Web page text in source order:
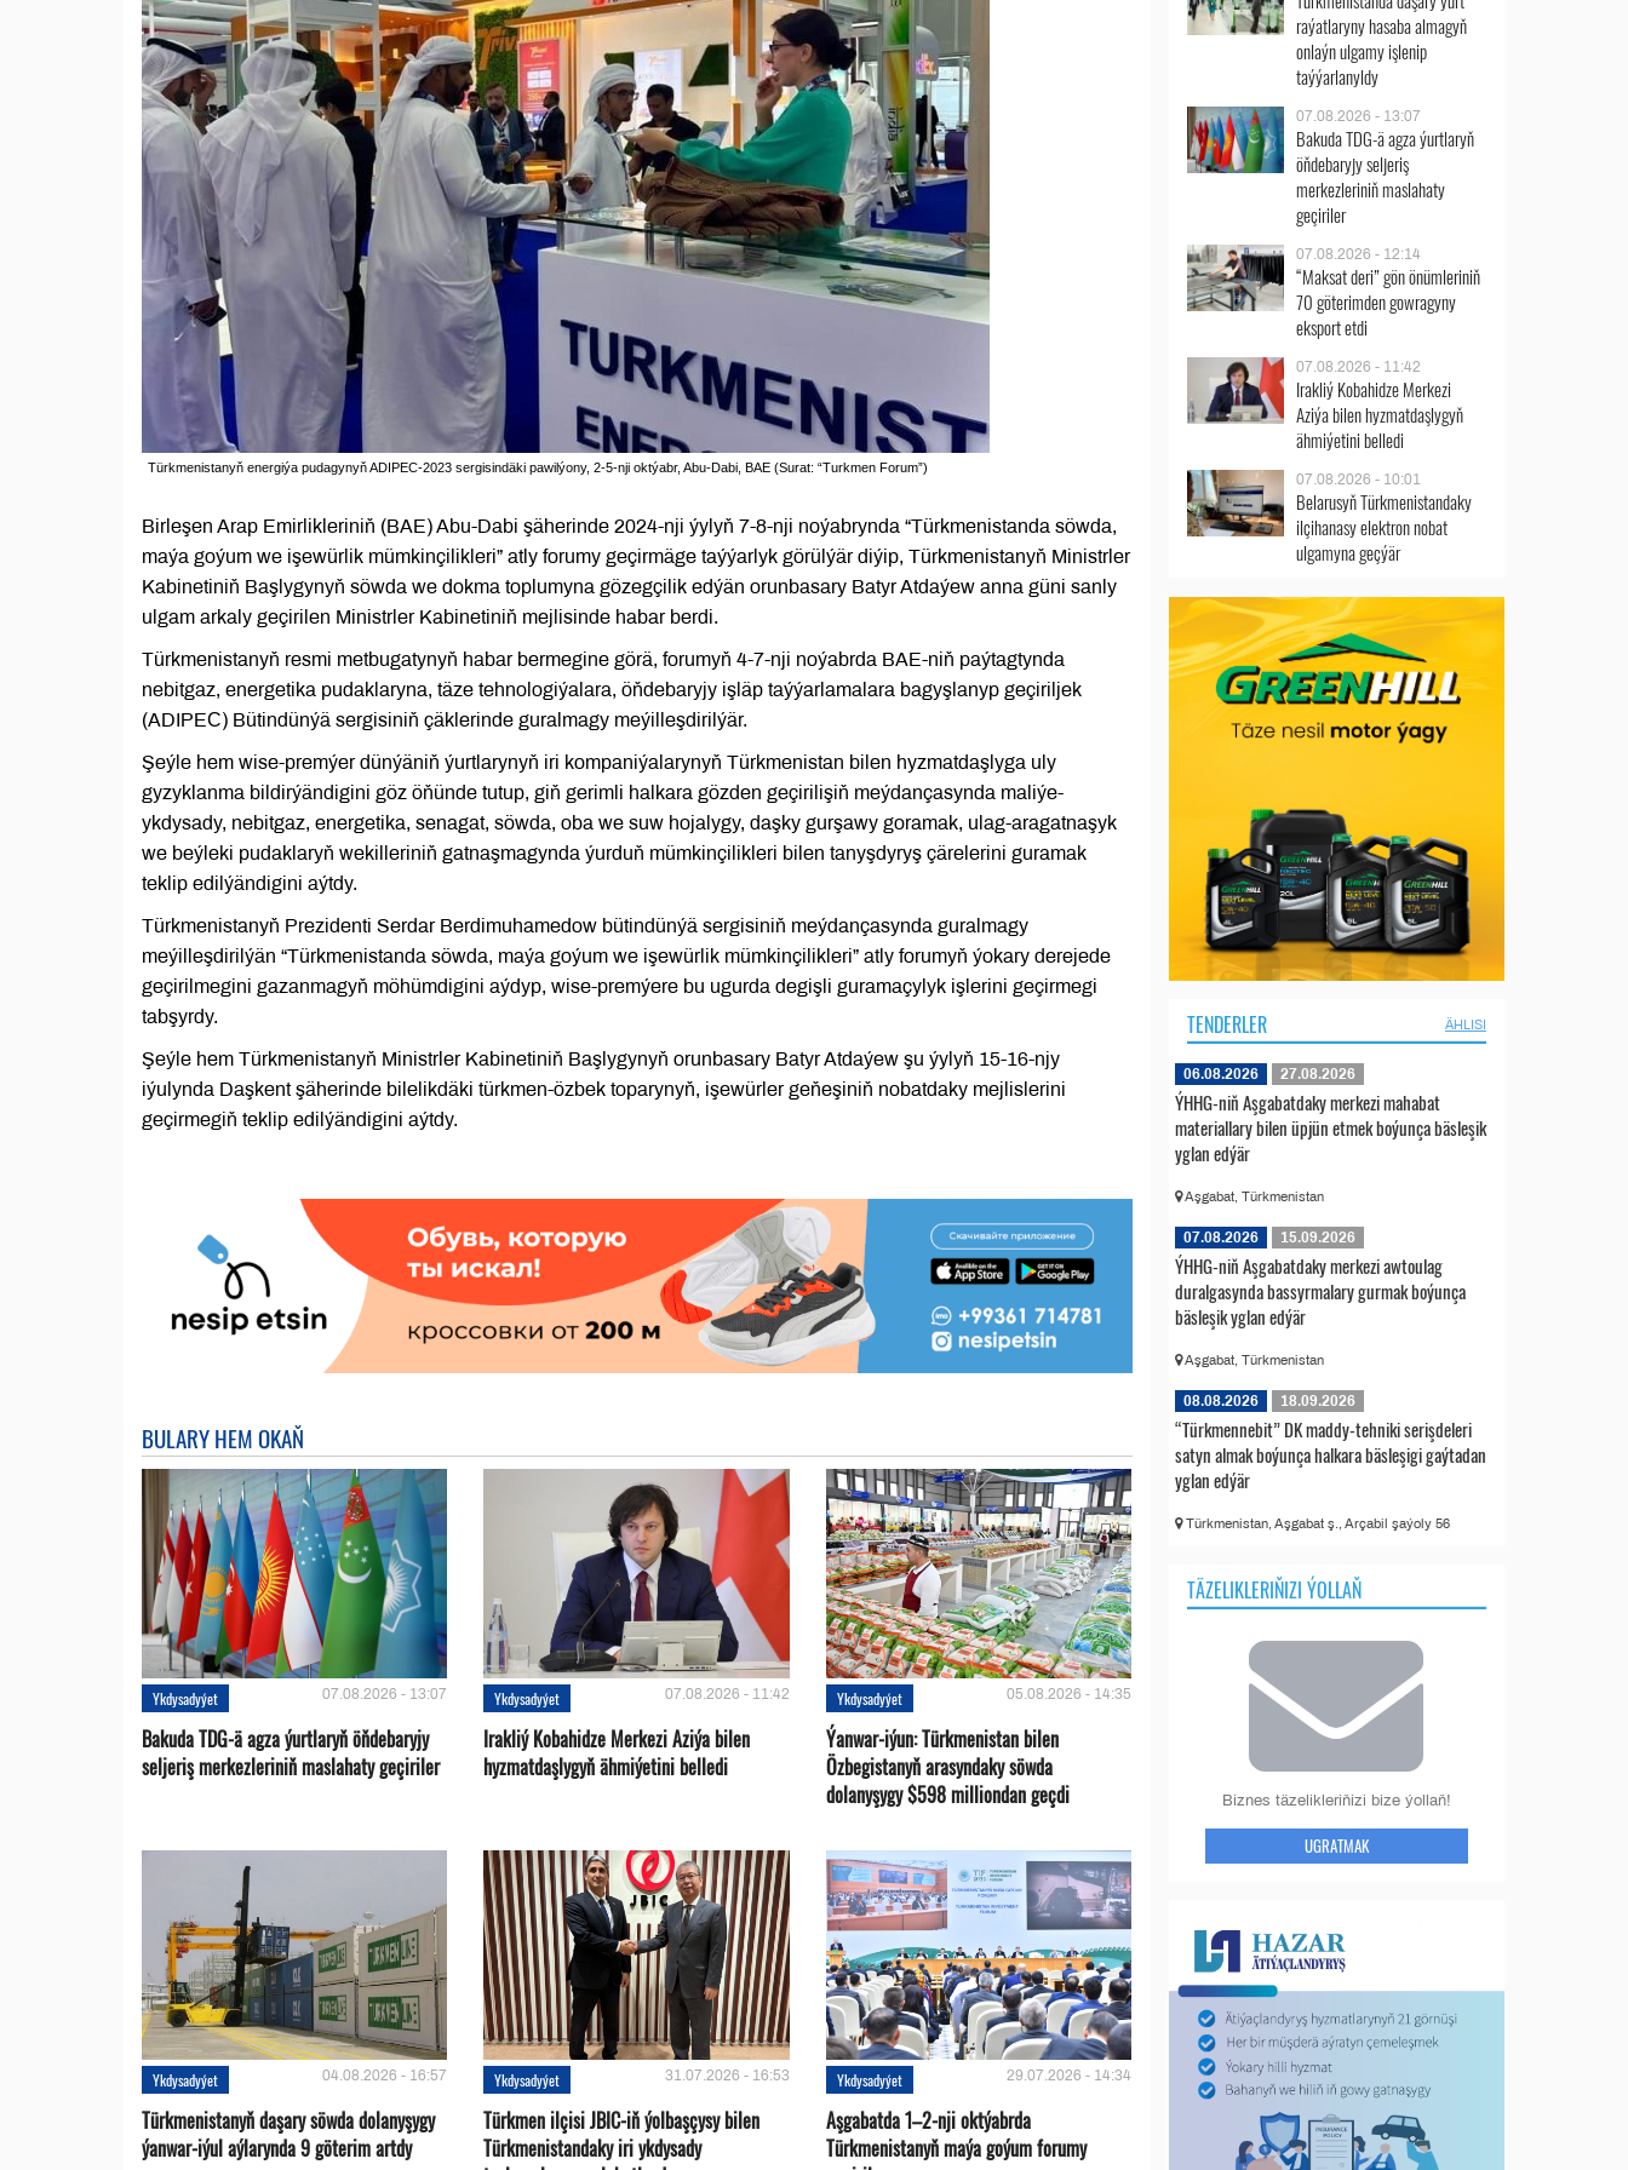
Türkmenistanyň energiýa pudagynyň ADIPEC-2023 sergisindäki pawilýony, 2-5-nji oktýabr, Abu-Dabi, BAE (Surat: “Turkmen Forum”)
Birleşen Arap Emirlikleriniň (BAE) Abu-Dabi şäherinde 2024-nji ýylyň 7-8-nji noýabrynda “Türkmenistanda söwda,
maýa goýum we işewürlik mümkinçilikleri” atly forumy geçirmäge taýýarlyk görülýär diýip, Türkmenistanyň Ministrler
Kabinetiniň Başlygynyň söwda we dokma toplumyna gözegçilik edýän orunbasary Batyr Atdaýew anna güni sanly
ulgam arkaly geçirilen Ministrler Kabinetiniň mejlisinde habar berdi.
Türkmenistanyň resmi metbugatynyň habar bermegine görä, forumyň 4-7-nji noýabrda BAE-niň paýtagtynda
nebitgaz, energetika pudaklaryna, täze tehnologiýalara, öňdebaryjy işläp taýýarlamalara bagyşlanyp geçiriljek
(ADIPEС) Bütindünýä sergisiniň çäklerinde guralmagy meýilleşdirilýär.
Şeýle hem wise-premýer dünýäniň ýurtlarynyň iri kompaniýalarynyň Türkmenistan bilen hyzmatdaşlyga uly
gyzyklanma bildirýändigini göz öňünde tutup, giň gerimli halkara gözden geçirilişiň meýdançasynda maliýe-
ykdysady, nebitgaz, energetika, senagat, söwda, oba we suw hojalygy, daşky gurşawy goramak, ulag-aragatnaşyk
we beýleki pudaklaryň wekilleriniň gatnaşmagynda ýurduň mümkinçilikleri bilen tanyşdyryş çärelerini guramak
teklip edilýändigini aýtdy.
Türkmenistanyň Prezidenti Serdar Berdimuhamedow bütindünýä sergisiniň meýdançasynda guralmagy
meýilleşdirilýän “Türkmenistanda söwda, maýa goýum we işewürlik mümkinçilikleri” atly forumyň ýokary derejede
geçirilmegini gazanmagyň möhümdigini aýdyp, wise-premýere bu ugurda degişli guramaçylyk işlerini geçirmegi
tabşyrdy.
Şeýle hem Türkmenistanyň Ministrler Kabinetiniň Başlygynyň orunbasary Batyr Atdaýew şu ýylyň 15-16-njy
iýulynda Daşkent şäherinde bilelikdäki türkmen-özbek toparynyň, işewürler geňeşiniň nobatdaky mejlislerini
geçirmegiň teklip edilýändigini aýtdy.
BULARY HEM OKAŇ
Ykdysadyýet 07.08.2026 - 13:07
Bakuda TDG-ä agza ýurtlaryň öňdebaryjy
seljeriş merkezleriniň maslahaty geçiriler
Ykdysadyýet 07.08.2026 - 11:42
Irakliý Kobahidze Merkezi Aziýa bilen
hyzmatdaşlygyň ähmiýetini belledi
Ykdysadyýet 05.08.2026 - 14:35
Ýanwar-iýun: Türkmenistan bilen
Özbegistanyň arasyndaky söwda
dolanyşygy $598 milliondan geçdi
Ykdysadyýet 04.08.2026 - 16:57
Türkmenistanyň daşary söwda dolanyşygy
ýanwar-iýul aýlarynda 9 göterim artdy
Ykdysadyýet 31.07.2026 - 16:53
Türkmen ilçisi JBIC-iň ýolbaşçysy bilen
Türkmenistandaky iri ykdysady
Ykdysadyýet 29.07.2026 - 14:34
Aşgabatda 1–2-nji oktýabrda
Türkmenistanyň maýa goýum forumy
raýatlaryny hasaba almagyň
onlaýn ulgamy işlenip
taýýarlanyldy
07.08.2026 - 13:07
Bakuda TDG-ä agza ýurtlaryň
öňdebaryjy seljeriş
merkezleriniň maslahaty
geçiriler
07.08.2026 - 12:14
“Maksat deri” gön önümleriniň
70 göterimden gowragyny
eksport etdi
07.08.2026 - 11:42
Irakliý Kobahidze Merkezi
Aziýa bilen hyzmatdaşlygyň
ähmiýetini belledi
07.08.2026 - 10:01
Belarusyň Türkmenistandaky
ilçihanasy elektron nobat
ulgamyna geçýär
TENDERLER ÄHLISI
06.08.2026 27.08.2026
ÝHHG-niň Aşgabatdaky merkezi mahabat
materiallary bilen üpjün etmek boýunça bäsleşik
yglan edýär
Aşgabat, Türkmenistan
07.08.2026 15.09.2026
ÝHHG-niň Aşgabatdaky merkezi awtoulag
duralgasynda bassyrmalary gurmak boýunça
bäsleşik yglan edýär
Aşgabat, Türkmenistan
08.08.2026 18.09.2026
“Türkmennebit” DK maddy-tehniki serişdeleri
satyn almak boýunça halkara bäsleşigi gaýtadan
yglan edýär
Türkmenistan, Aşgabat ş., Arçabil şaýoly 56
TÄZELIKLERIŇIZI ÝOLLAŇ
Biznes täzelikleriňizi bize ýollaň!
UGRATMAK